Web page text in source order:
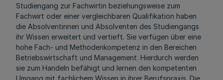
Studiengang zur Fachwirtin beziehungsweise zum
Fachwirt oder einer vergleichbaren Qualifikation haben
die Absolventinnen und Absolventen des Studiengangs
ihr Wissen erweitert und vertieft. Sie verfügen über eine
hohe Fach- und Methodenkompetenz in den Bereichen
Betriebswirtschaft und Management. Hierdurch werden
sie zum Handeln befähigt und lernen den kompetenten
Umgang mit fachlichem Wissen in ihrer Berufspraxis. Die